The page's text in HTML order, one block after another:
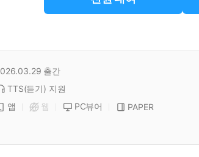
출간
TTS(듣기) 지원
앱 웹 PC뷰어 PAPER